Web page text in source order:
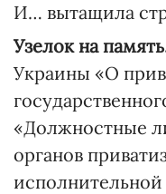
И… вытащила
Узелок на
Украины «О
«Должностные
органов
исполнительной